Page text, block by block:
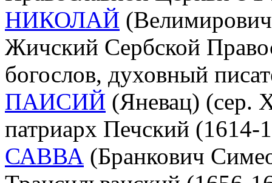
НИКОЛАЙ
Жичский Сербской
богослов, духовный
ПАИСИЙ (Яневац) (сер.
патриарх Печский (1614-
САВВА (Бранкович